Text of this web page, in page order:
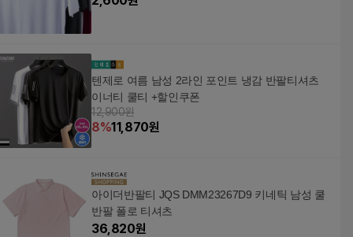
텐제로 여름 남성 2라인 포인트 냉감 반팔티셔츠
이너티 쿨티 +할인쿠폰
12,900원
8%11,870원
아이더반팔티 JQS DMM23267D9 키네틱 남성 쿨
반팔 폴로 티셔츠
36,820원